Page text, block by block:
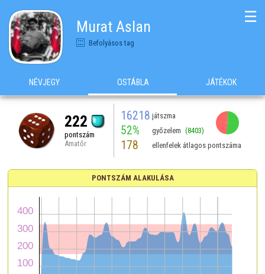
Murat Aslan
Befolyásos tag
☰
NÉVJEGY OSTÁBLA JÁTÉKOK
222
pontszám
Amatőr
16218 játszma
52% győzelem (8403)
178 ellenfelek átlagos pontszáma
PONTSZÁM ALAKULÁSA